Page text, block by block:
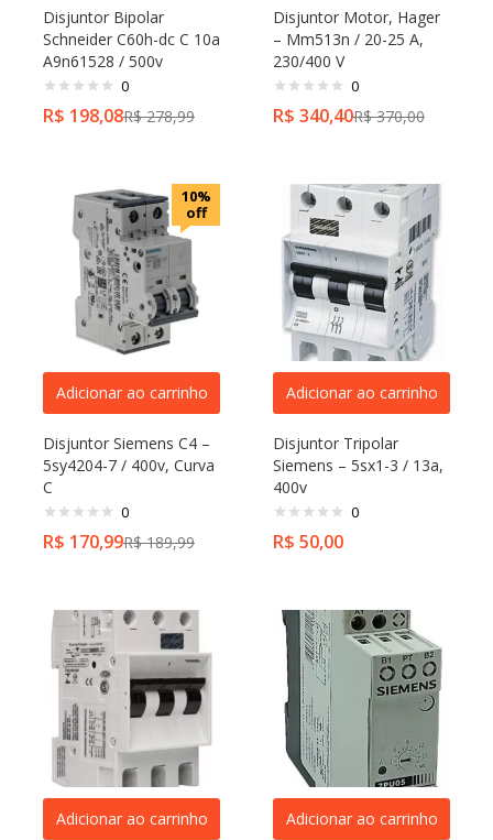
Disjuntor Bipolar
Schneider C60h-dc C 10a
A9n61528 / 500v
0
R$ 198,08R$278,99
Disjuntor Motor, Hager
– Mm513n / 20-25 A,
230/400 V
0
R$ 340,40R$370,00
10%
off
Adicionar ao carrinho
Disjuntor Siemens C4 –
5sy4204-7 / 400v, Curva
C
0
R$ 170,99R$189,99
Adicionar ao carrinho
Disjuntor Tripolar
Siemens – 5sx1-3 / 13a,
400v
0
R$ 50,00
Adicionar ao carrinho Adicionar ao carrinho